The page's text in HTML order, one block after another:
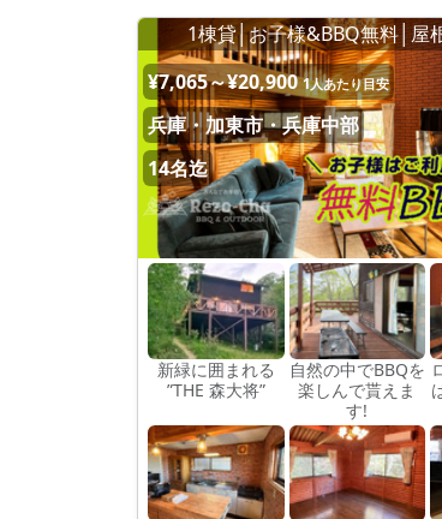
1棟貸│お子様&BBQ無料│屋
¥7,065～¥20,900 1人あたり目安
兵庫・加東市・兵庫中部
14名迄
新緑に囲まれる
”THE 森大将”
自然の中でBBQを
楽しんで貰えま
す!